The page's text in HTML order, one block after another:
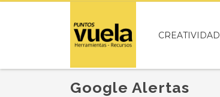
CREATIVIDAD
Google Alertas